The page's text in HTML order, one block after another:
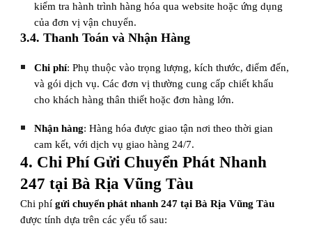
kiểm tra hành trình hàng hóa qua website hoặc ứng dụng
của đơn vị vận chuyển.
3.4. Thanh Toán và Nhận Hàng
Chi phí: Phụ thuộc vào trọng lượng, kích thước, điểm đến,
và gói dịch vụ. Các đơn vị thường cung cấp chiết khấu
cho khách hàng thân thiết hoặc đơn hàng lớn.
Nhận hàng: Hàng hóa được giao tận nơi theo thời gian
cam kết, với dịch vụ giao hàng 24/7.
4. Chi Phí Gửi Chuyển Phát Nhanh
247 tại Bà Rịa Vũng Tàu
Chi phígửi chuyển phát nhanh 247 tại Bà Rịa Vũng Tàu
được tính dựa trên các yếu tố sau: